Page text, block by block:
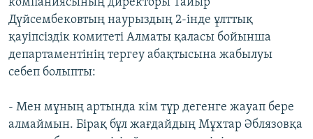
компаниясының директоры Тайыр
Дүйсембековтың наурыздың 2-інде ұлттық
қауіпсіздік комитеті Алматы қаласы бойынша
департаментінің тергеу абақтысына жабылуы
себеп болыпты:
- Мен мұның артында кім тұр дегенге жауап бере
алмаймын. Бірақ бұл жағдайдың Мұхтар Әблязовқа